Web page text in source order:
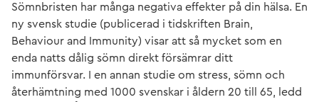
Sömnbristen har många negativa effekter på din hälsa. En
ny svensk studie (publicerad i tidskriften Brain,
Behaviour and Immunity) visar att så mycket som en
enda natts dålig sömn direkt försämrar ditt
immunförsvar. I en annan studie om stress, sömn och
återhämtning med 1000 svenskar i åldern 20 till 65, ledd